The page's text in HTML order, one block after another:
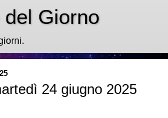
Giorno
24 giugno 2025